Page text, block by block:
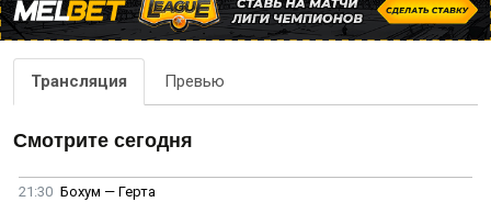
Трансляция Превью
Смотрите сегодня
21:30 Бохум — Герта